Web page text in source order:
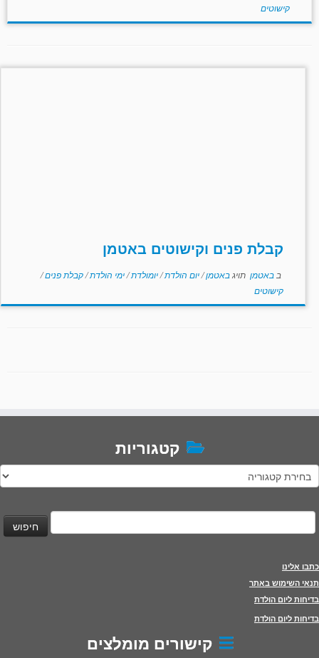
קישוטים
קבלת פנים וקישוטים באטמן
ב באטמן תויגבאטמן/יום הולדת/יומולדת/ימי הולדת/קבלת פנים/
קישוטים
קטגוריות
קטגוריות
חיפוש:
כתבו אלינו
תנאי השימוש באתר
בדיחות ליום הולדת
בדיחות ליום הולדת
קישורים מומלצים